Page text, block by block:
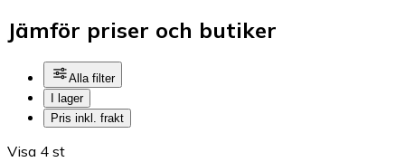
Jämför priser och butiker
Alla filter
I lager
Pris inkl. frakt
Visa 4 st